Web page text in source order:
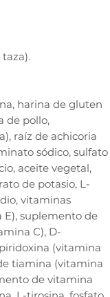
harina de gluten
de pollo,
raíz de achicoria
sódico, sulfato
aceite vegetal,
de potasio, L-
vitaminas
suplemento de
C), D-
(vitamina
tiamina (vitamina
de vitamina